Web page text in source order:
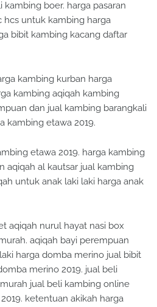
boer. harga pasaran
hcs untuk kambing harga
bibit kambing kacang daftar
kambing kurban harga
kambing aqiqah kambing
dan jual kambing barangkali
kambing etawa 2019.
etawa 2019. harga kambing
aqiqah al kautsar jual kambing
untuk anak laki laki harga anak
aqiqah nurul hayat nasi box
aqiqah bayi perempuan
harga domba merino jual bibit
merino 2019. jual beli
jual beli kambing online
ketentuan akikah harga